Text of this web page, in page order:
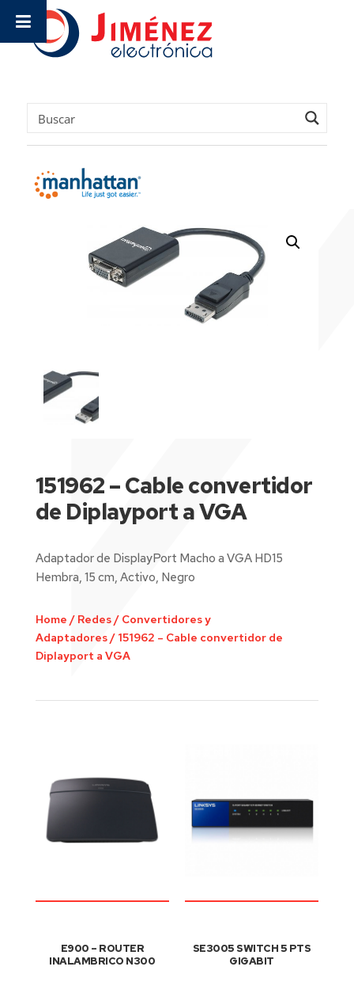
151962 – Cable convertidor
de Diplayport a VGA
Adaptador de DisplayPort Macho a VGA HD15
Hembra, 15 cm, Activo, Negro
Home / Redes/ Convertidores y
Adaptadores/ 151962 – Cable convertidor de
Diplayport a VGA
E900 – ROUTER
INALAMBRICO N300
SE3005 SWITCH 5 PTS
GIGABIT